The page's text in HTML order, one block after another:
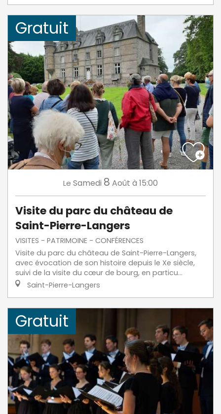
Gratuit
Le Samedi 8 Août à 15:00
Visite du parc du château de
Saint-Pierre-Langers
VISITES - PATRIMOINE - CONFÉRENCES
Visite du parc du château de Saint-Pierre-Langers,
avec évocation de son histoire depuis le Xe siècle,
suivi de la visite du cœur de bourg, en particu...
Saint-Pierre-Langers
Gratuit